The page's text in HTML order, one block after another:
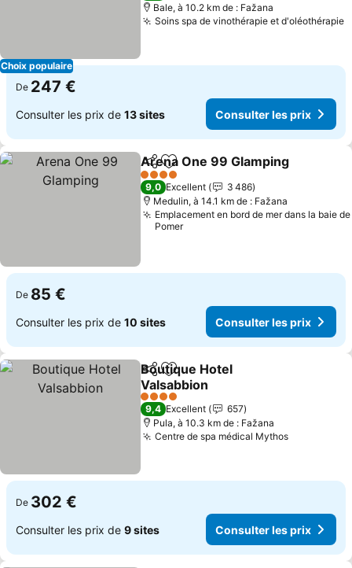
Choix populaire
Bale, à 10.2 km de : Fažana
Soins spa de vinothérapie et d'oléothérapie
De 247 €
Consulter les prix de 13 sites Consulter les prix
PartagerAjouter à mes favoris
Arena One 99 Glamping
4 Étoiles
9,0 Excellent
3 486
Medulin, à 14.1 km de : Fažana
Emplacement en bord de mer dans la baie de
Pomer
De 85 €
Consulter les prix de 10 sites Consulter les prix
PartagerAjouter à mes favoris
Boutique Hotel
Valsabbion
Consulter les prix
4 Étoiles
9,4 Excellent
657
Pula, à 10.3 km de : Fažana
Centre de spa médical MythosConsulter
De 302 €
Consulter les prix de 9 sites Consulter les prix